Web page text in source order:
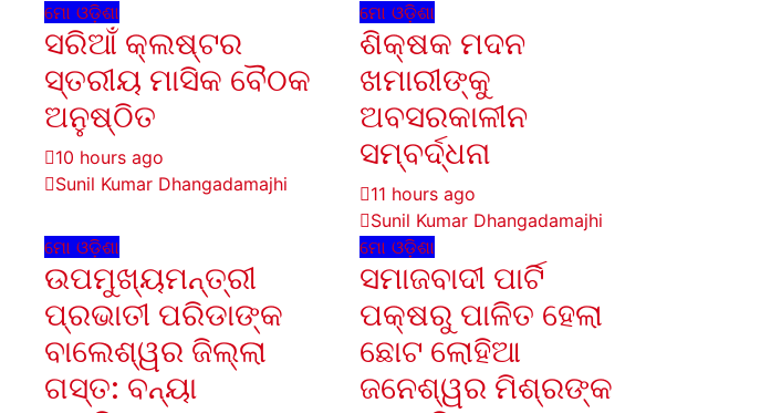
ମୋ ଓଡ଼ିଶା
ସରିଆଁ କ୍ଲଷ୍ଟର
ସ୍ତରୀୟ ମାସିକ ବୈଠକ
ଅନୁଷ୍ଠିତ
10 hours ago
Sunil Kumar Dhangadamajhi
ମୋ ଓଡ଼ିଶା
ଶିକ୍ଷକ ମଦନ
ଖମାରୀଙ୍କୁ
ଅବସରକାଳୀନ
ସମ୍ବର୍ଦ୍ଧନା
11 hours ago
Sunil Kumar Dhangadamajhi
ମୋ ଓଡ଼ିଶା
ଉପମୁଖ୍ୟମନ୍ତ୍ରୀ
ପ୍ରଭାତୀ ପରିଡାଙ୍କ
ବାଲେଶ୍ୱର ଜିଲ୍ଲା
ଗସ୍ତ: ବନ୍ୟା
ମୋ ଓଡ଼ିଶା
ସମାଜବାଦୀ ପାର୍ଟି
ପକ୍ଷରୁ ପାଳିତ ହେଲା
ଛୋଟ ଲୋହିଆ
ଜନେଶ୍ୱର ମିଶ୍ରଙ୍କ